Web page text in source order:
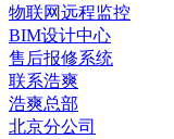
物联网远程监控
BIM设计中心
售后报修系统
联系浩爽
浩爽总部
北京分公司